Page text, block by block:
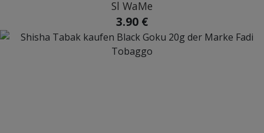
Sl WaMe
3.90 €